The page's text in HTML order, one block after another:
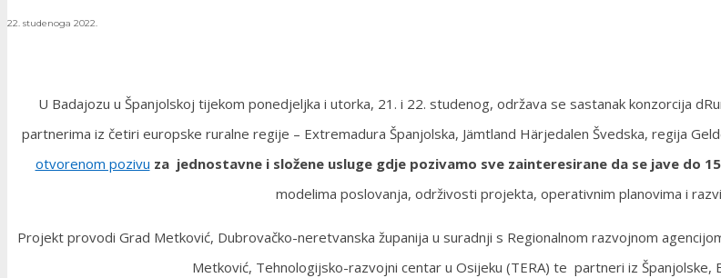
22. studenoga 2022.
U Badajozu u Španjolskoj tijekom ponedjeljka i utorka, 21. i 22. studenog, održava se sastanak konzorcija
partnerima iz četiri europske ruralne regije – Extremadura Španjolska, Jämtland Härjedalen Švedska, regija
otvorenom pozivu za jednostavne i složene usluge gdje pozivamo sve zainteresirane da se jave do
modelima poslovanja, održivosti projekta, operativnim planovima i
Projekt provodi Grad Metković, Dubrovačko-neretvanska županija u suradnji s Regionalnom razvojnom
Metković, Tehnologijsko-razvojni centar u Osijeku (TERA) te partneri iz Španjolske,